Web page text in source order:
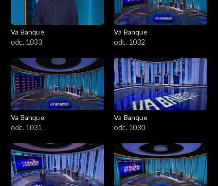
Va Banque
odc. 1033
Va Banque
odc. 1032
Va Banque
odc. 1031
Va Banque
odc. 1030